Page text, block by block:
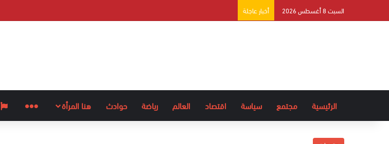
السبت 8 أغسطس 2026 أخبار عاجلة
الرئيسية مجتمع سياسة اقتصاد العالم رياضة حوادث هنا المرأة المزيد